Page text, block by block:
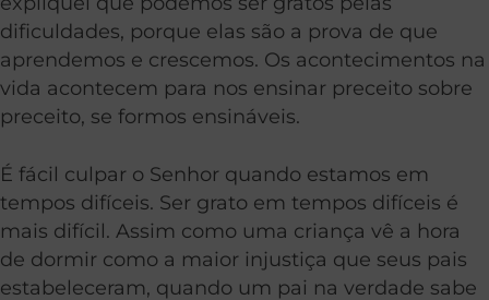
dificuldades, porque elas são a prova de que
aprendemos e crescemos. Os acontecimentos na
vida acontecem para nos ensinar preceito sobre
preceito, se formos ensináveis.
É fácil culpar o Senhor quando estamos em
tempos difíceis. Ser grato em tempos difíceis é
mais difícil. Assim como uma criança vê a hora
de dormir como a maior injustiça que seus pais
estabeleceram, quando um pai na verdade sabe